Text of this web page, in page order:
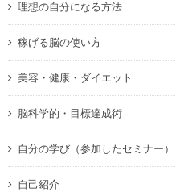
理想の自分になる方法
稼げる脳の使い方
美容・健康・ダイエット
脳科学的・目標達成術
自分の学び（参加したセミナー）
自己紹介